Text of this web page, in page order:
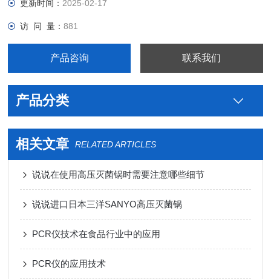
更新时间： 2025-02-17
访 问 量：881
产品咨询 联系我们
产品分类
相关文章 RELATED ARTICLES
说说在使用高压灭菌锅时需要注意哪些细节
说说进口日本三洋SANYO高压灭菌锅
PCR仪技术在食品行业中的应用
PCR仪的应用技术